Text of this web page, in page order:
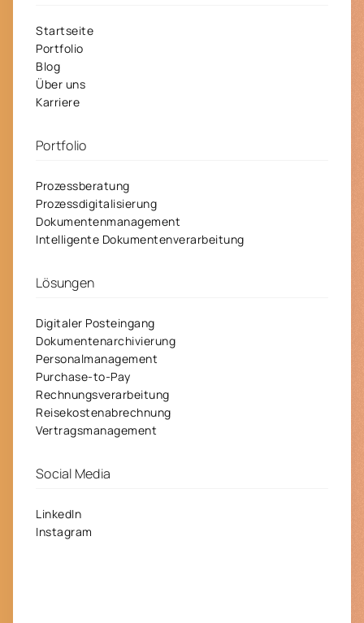
Startseite
Portfolio
Blog
Über uns
Karriere
Portfolio
Prozessberatung
Prozessdigitalisierung
Dokumentenmanagement
Intelligente Dokumentenverarbeitung
Lösungen
Digitaler Posteingang
Dokumentenarchivierung
Personalmanagement
Purchase-to-Pay
Rechnungsverarbeitung
Reisekostenabrechnung
Vertragsmanagement
Social Media
LinkedIn
Instagram